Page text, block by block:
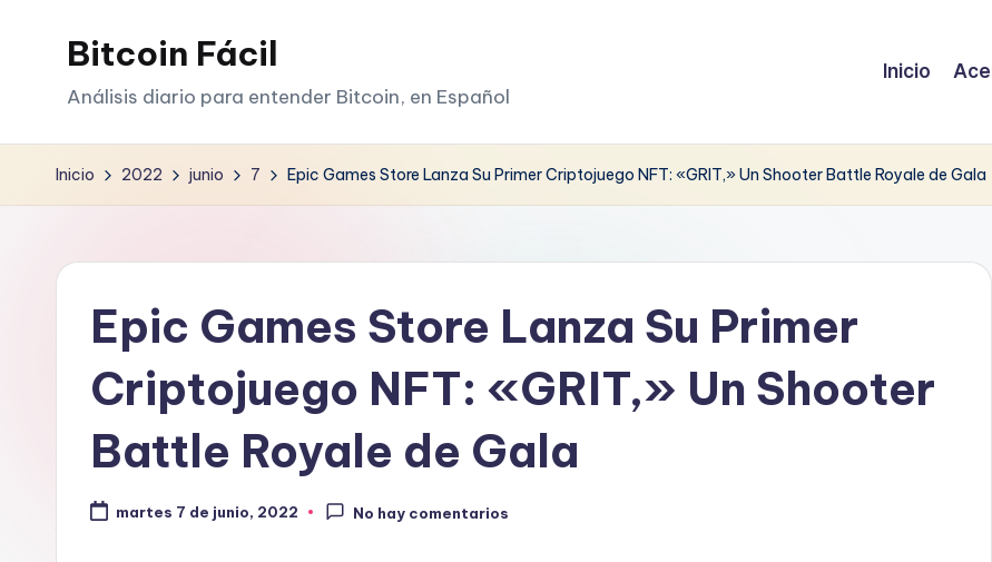
Bitcoin Fácil
Análisis diario para entender Bitcoin, en Español
Inicio
Inicio 2022 junio 7 Epic Games Store Lanza Su Primer Criptojuego NFT: «GRIT,» Un Shooter Battle Royale de Gala
Epic Games Store Lanza Su Primer
Criptojuego NFT: «GRIT,» Un Shooter
Battle Royale de Gala
martes 7 de junio, 2022 No hay comentarios